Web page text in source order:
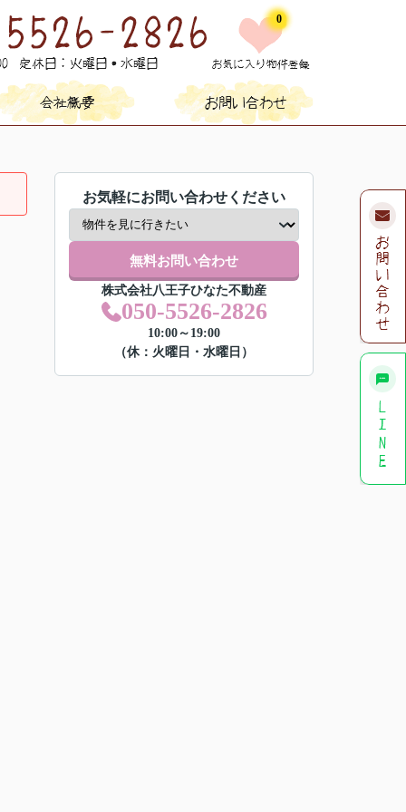
0
お気軽にお問い合わせください
無料お問い合わせ
株式会社八王子ひなた不動産
050-5526-2826
10:00～19:00
（休：火曜日・水曜日）